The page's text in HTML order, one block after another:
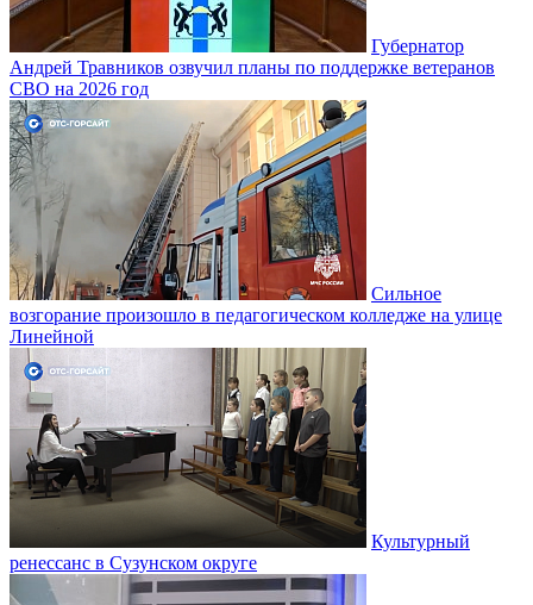
Губернатор
Андрей Травников озвучил планы по поддержке ветеранов
СВО на 2026 год
Сильное
возгорание произошло в педагогическом колледже на улице
Линейной
Культурный
ренессанс в Сузунском округе